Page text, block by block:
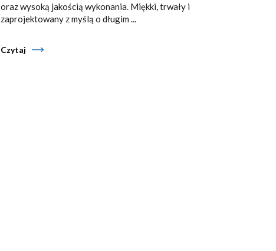
oraz wysoką jakością wykonania. Miękki, trwały i
zaprojektowany z myślą o długim ...
Czytaj